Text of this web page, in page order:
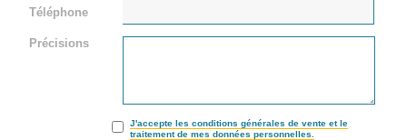
Téléphone
Précisions
J'accepte les conditions générales de vente et le
traitement de mes données personnelles.